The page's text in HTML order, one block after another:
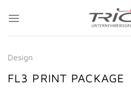
Inhalt
Design
FL3 PRINT PACKAGE